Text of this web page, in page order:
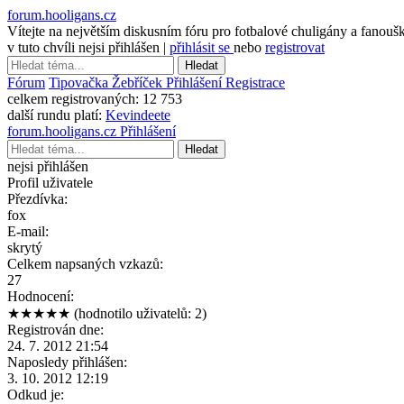
forum.hooligans.cz
Vítejte na největším diskusním fóru pro fotbalové chuligány a
v tuto chvíli nejsi přihlášen | přihlásit se nebo registrovat
Hledat
Fórum Tipovačka Žebříček PřihlášeníRegistrace
celkem registrovaných: 12 753
další rundu platí: Kevindeete
forum.hooligans.cz Přihlášení
Hledat
nejsi přihlášen
Profil uživatele
Přezdívka:
fox
E-mail:
skrytý
Celkem napsaných vzkazů:
27
Hodnocení:
★★★★★ (hodnotilo uživatelů: 2)
Registrován dne:
24. 7. 2012 21:54
Naposledy přihlášen:
3. 10. 2012 12:19
Odkud je: